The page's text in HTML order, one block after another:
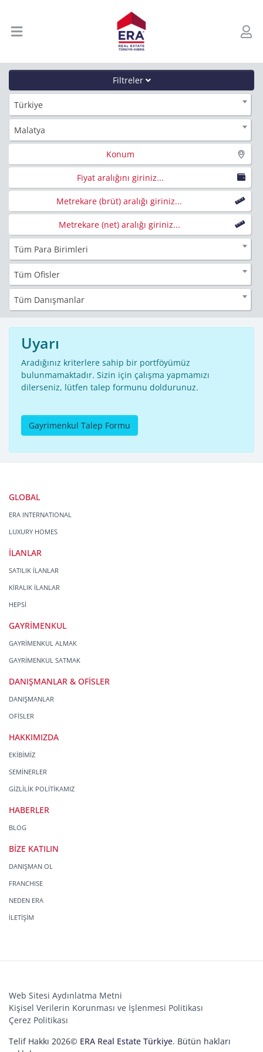
Filtreler
Türkiye
Malatya
Konum
Fiyat aralığını giriniz...
Metrekare (brüt) aralığı giriniz...
Metrekare (net) aralığı giriniz...
Tüm Para Birimleri
Tüm Ofisler
Tüm Danışmanlar
Uyarı
Aradığınız kriterlere sahip bir portföyümüz
bulunmamaktadır. Sizin için çalışma yapmamızı
dilerseniz, lütfen talep formunu doldurunuz.
Gayrimenkul Talep Formu
GLOBAL
ERA INTERNATIONAL
LUXURY HOMES
İLANLAR
SATILIK İLANLAR
KİRALIK İLANLAR
HEPSİ
GAYRİMENKUL
GAYRİMENKUL ALMAK
GAYRİMENKUL SATMAK
DANIŞMANLAR & OFİSLER
DANIŞMANLAR
OFİSLER
HAKKIMIZDA
EKİBİMİZ
SEMİNERLER
GİZLİLİK POLİTİKAMIZ
HABERLER
BLOG
BİZE KATILIN
DANIŞMAN OL
FRANCHISE
NEDEN ERA
İLETİŞİM
Web Sitesi Aydınlatma Metni
Kişisel Verilerin Korunması ve İşlenmesi Politikası
Çerez Politikası
Telif Hakkı 2026© ERA Real Estate Türkiye. Bütün hakları